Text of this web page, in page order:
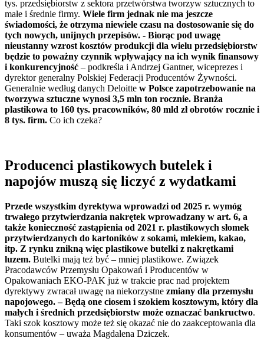
tys. przedsiębiorstw z sektora przetwórstwa tworzyw sztucznych to
małe i średnie firmy. Wiele firm jednak nie ma jeszcze
świadomości, że otrzyma niewiele czasu na dostosowanie się do
tych nowych, unijnych przepisów. - Biorąc pod uwagę
nieustanny wzrost kosztów produkcji dla wielu przedsiębiorstw
będzie to poważny czynnik wpływający na ich wynik finansowy
i konkurencyjność – podkreśla i Andrzej Gantner, wiceprezes i
dyrektor generalny Polskiej Federacji Producentów Żywności.
Generalnie według danych Deloitte w Polsce zapotrzebowanie na
tworzywa sztuczne wynosi 3,5 mln ton rocznie. Branża
plastikowa to 160 tys. pracowników, 80 mld zł obrotów rocznie i
8 tys. firm. Co ich czeka?
Producenci plastikowych butelek i
napojów muszą się liczyć z wydatkami
Przede wszystkim dyrektywa wprowadzi od 2025 r. wymóg
trwałego przytwierdzania nakrętek wprowadzany w art. 6, a
także konieczność zastąpienia od 2021 r. plastikowych słomek
przytwierdzanych do kartoników z sokami, mlekiem, kakao,
itp. Z rynku znikną więc plastikowe butelki z nakrętkami
luzem. Butelki mają też być – mniej plastikowe. Związek
Pracodawców Przemysłu Opakowań i Producentów w
Opakowaniach EKO-PAK już w trakcie prac nad projektem
dyrektywy zwracał uwagę na niekorzystne zmiany dla przemysłu
napojowego. – Będą one ciosem i szokiem kosztowym, który dla
małych i średnich przedsiębiorstw może oznaczać bankructwo.
Taki szok kosztowy może też się okazać nie do zaakceptowania dla
konsumentów – uważa Magdalena Dziczek.